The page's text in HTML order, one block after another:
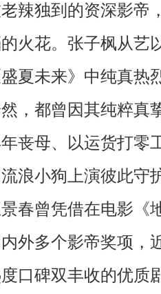
辣独到的资深影帝
火花。张子枫从艺
夏未来》中纯真热
，都曾因其纯粹真
丧母、以运货打零
浪小狗上演彼此守
春曾凭借在电影《
外多个影帝奖项，
口碑双丰收的优质